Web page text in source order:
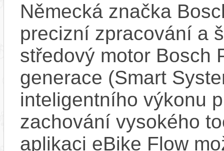
Německá značka
precizní zpracování a
středový motor Bosch
generace (Smart
inteligentního výkonu
zachování vysokého
aplikaci eBike Flow